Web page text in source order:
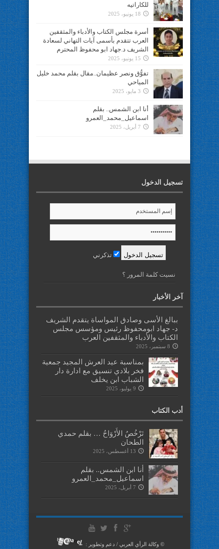
للكاراتيه
18 يونيو، 2025
أسرة مجلس الكتاب والأدباء والمثقفين
العرب تتقدم بأسمى آيات التهاني لسعادة
الشريف د.جهاد ابو محفوظ المحترم
15 يونيو، 2025
تفوُّق ونصر عظيمان..مقال بقلم محمد خليل
المياحي
3 مايو، 2025
أنا ابن الشمس.. بقلم
اسماعيل_محمد_العمرو
7 أبريل، 2025
تسجيل الدخول
تذكرني
نسيت كلمة المرور ؟
آخر الأخبار
ببالغ الأسى وصادق المواساة يتقدم الشريف
د- جهاد ابومحفوظ رئيس ومؤسس مجلس
الكتاب والأدباء والمثقفين العرب
8 سبتمبر، 2025
بمناسبة عيد العرش المجيد جمعية
فخر بلادي تنسيق مع ادارة دار
الشباب ابن يخلف
9 يوليو، 2025
أدب الكتاب
تَرْخُصُ الأَرْوَاحُ … بقلم حمدي
الطحان
13 أغسطس، 2025
أنا ابن الشمس.. بقلم
اسماعيل_محمد_العمرو
7 أبريل، 2025
© وكالة الرأي العربي / دعم وتطوير :